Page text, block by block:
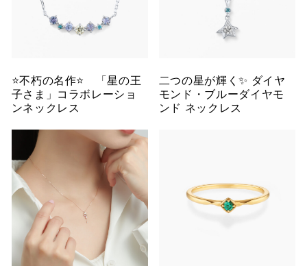
⭐️不朽の名作⭐️ 「星の王
子さま」コラボレーショ
ンネックレス
二つの星が輝く✨ ダイヤ
モンド・ブルーダイヤモ
ンド ネックレス